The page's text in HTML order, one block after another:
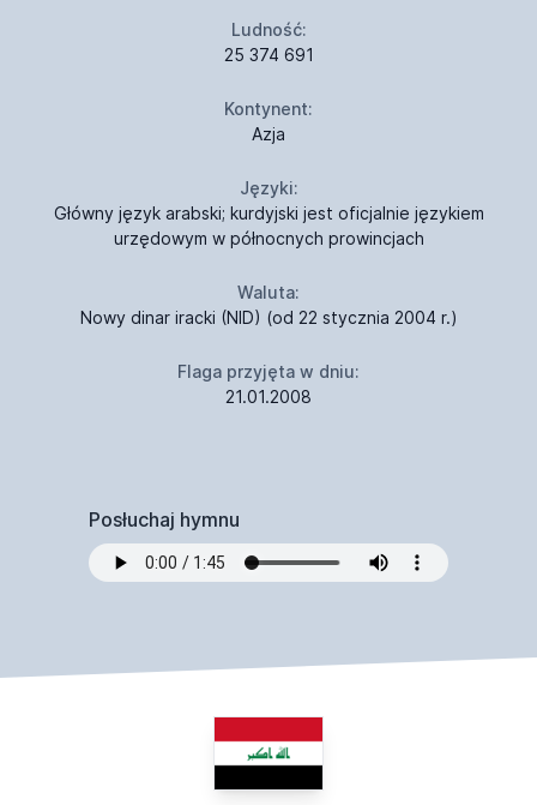
Ludność:
25 374 691
Kontynent:
Azja
Języki:
Główny język arabski; kurdyjski jest oficjalnie językiem
urzędowym w północnych prowincjach
Waluta:
Nowy dinar iracki (NID) (od 22 stycznia 2004 r.)
Flaga przyjęta w dniu:
21.01.2008
Posłuchaj hymnu